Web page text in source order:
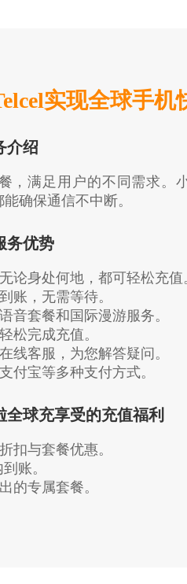
实现全球手机
介绍
，满足用户的不同需求。
确保通信不中断。
务优势
论身处何地，都可轻松充值
账，无需等待。
音套餐和国际漫游服务。
松完成充值。
线客服，为您解答疑问。
付宝等多种支付方式。
全球充享受的充值福利
扣与套餐优惠。
账。
的专属套餐。